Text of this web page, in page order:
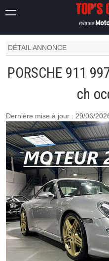
CARRERA S 3.8I 355 CH
DÉTAIL ANNONCE
PORSCHE 911
ch
Dernière mise à jour : 29/06/